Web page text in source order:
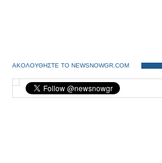
ΑΚΟΛΟΥΘΗΣΤΕ ΤΟ NEWSNOWGR.COM